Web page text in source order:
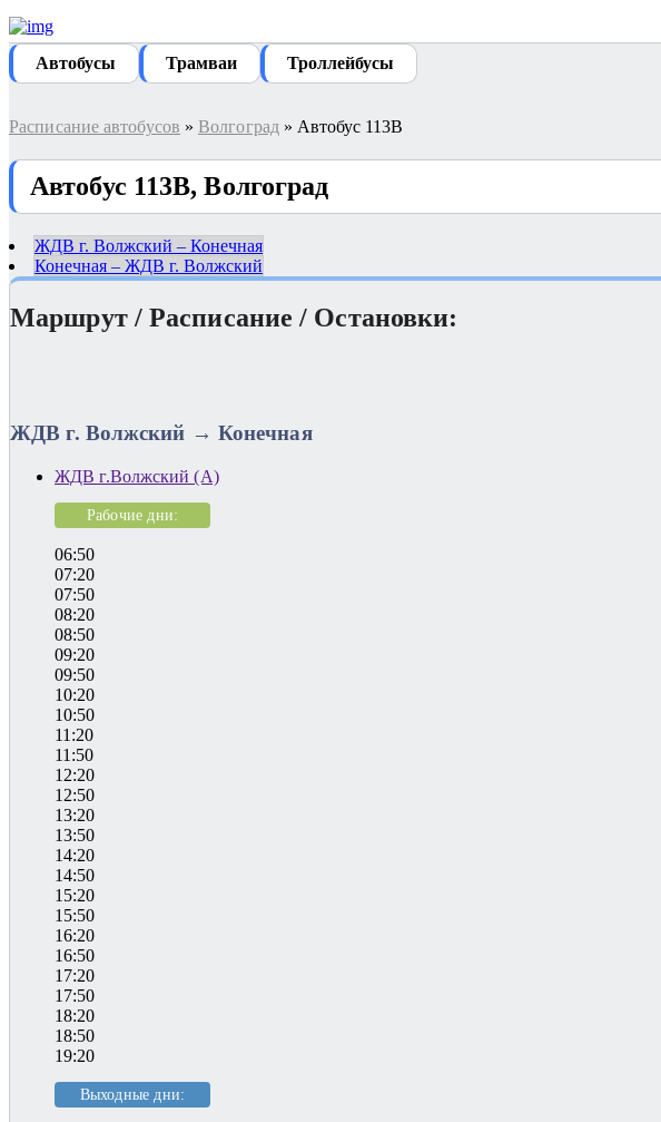
Автобуcы Трамваи Троллейбусы
Расписание автобусов » Волгоград » Автобус 113В
Автобус 113В, Волгоград
ЖДВ г. Волжский – Конечная
Конечная – ЖДВ г. Волжский
Маршрут / Расписание / Остановки:
ЖДВ г. Волжский → Конечная
ЖДВ г.Волжский (А)
Рабочие дни:
06:50
07:20
07:50
08:20
08:50
09:20
09:50
10:20
10:50
11:20
11:50
12:20
12:50
13:20
13:50
14:20
14:50
15:20
15:50
16:20
16:50
17:20
17:50
18:20
18:50
19:20
Выходные дни: